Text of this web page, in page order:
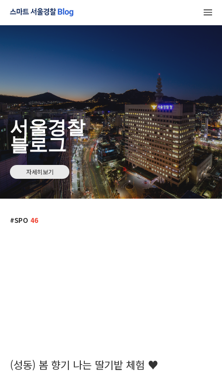
서울경찰
블로그
자세히보기
SPO 46
(성동) 봄 향기 나는 딸기밭 체험 ♥